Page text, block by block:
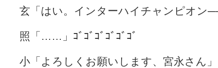
玄「はい。インターハイチャンピオン
照「……」ｺﾞｺﾞｺﾞｺﾞｺﾞｺﾞ
小「よろしくお願いします、宮永さん」